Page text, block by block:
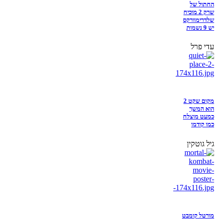
החתול של
שרק 2 מוכיח
שלדרימוורקס
יש 9 נשמות
עדי פרל
מקום שקט 2
הוא המשך
כמעט מוצלח
כמו קודמו
גיל גוטקין
מורטל קומבט